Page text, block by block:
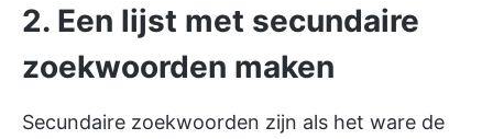
2. Een lijst met secundaire
zoekwoorden maken
Secundaire zoekwoorden zijn als het ware de